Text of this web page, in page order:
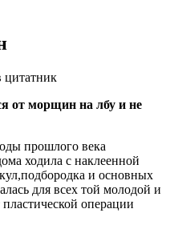
цитатник
от морщин на лбу и не
прошлого века
ходила с наклеенной
и основных
для всех той молодой и
операции